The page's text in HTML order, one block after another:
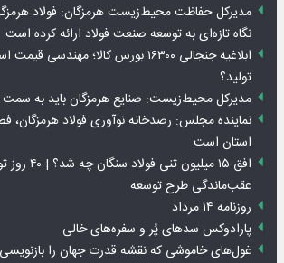
مدیرکل حفاظت محیط‌زیست هرمزگان: فولاد
نگاه تازه‌ای به توسعه صنعت فولاد ارائه کرده است
ابلاغیه جنجالی ۱۶۳۰۰ بورس کالا؛
تولید؟
مدیرکل محیط‌زیست: صنایع هرمزگان باید به سمت
نماینده مجلس: رصدخانه نوآوری فولاد هرمزگان،
استان است
افق ۱۵
عقب‌ماندگی طرح توسعه
روزنامه ۱۴ مرداد
پارادوکس سدهای پُر و سفره‌های خالی
غول‌های خاموشی که نقشه قدرت جهان را